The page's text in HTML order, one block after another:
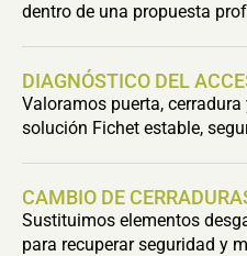
dentro de una propuesta
DIAGNÓSTICO DEL
Valoramos puerta,
solución Fichet estable,
CAMBIO DE
Sustituimos elementos
para recuperar seguridad y